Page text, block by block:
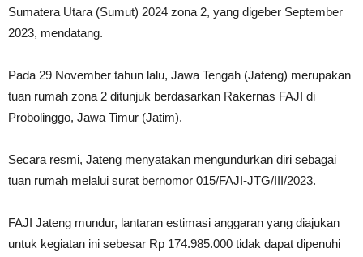
Sumatera Utara (Sumut) 2024 zona 2, yang digeber September
2023, mendatang.
Pada 29 November tahun lalu, Jawa Tengah (Jateng) merupakan
tuan rumah zona 2 ditunjuk berdasarkan Rakernas FAJI di
Probolinggo, Jawa Timur (Jatim).
Secara resmi, Jateng menyatakan mengundurkan diri sebagai
tuan rumah melalui surat bernomor 015/FAJI-JTG/III/2023.
FAJI Jateng mundur, lantaran estimasi anggaran yang diajukan
untuk kegiatan ini sebesar Rp 174.985.000 tidak dapat dipenuhi